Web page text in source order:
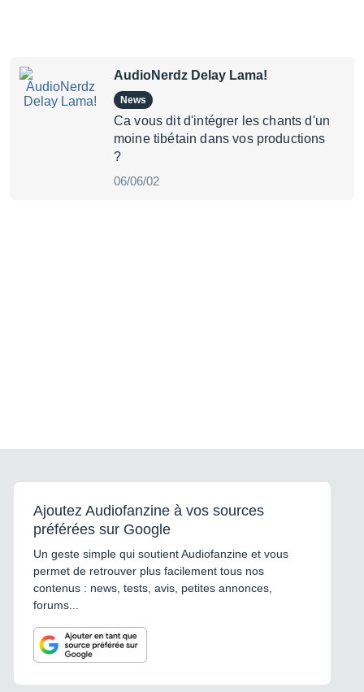
AudioNerdz Delay Lama!
News
Ca vous dit d'intégrer les chants d'un
moine tibétain dans vos productions
?
06/06/02
Ajoutez Audiofanzine à vos sources
préférées sur Google
Un geste simple qui soutient Audiofanzine et vous
permet de retrouver plus facilement tous nos
contenus : news, tests, avis, petites annonces,
forums...